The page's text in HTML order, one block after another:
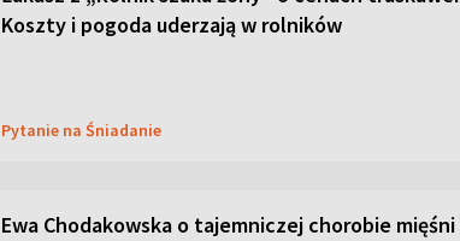
Koszty i pogoda uderzają w rolników
Pytanie na Śniadanie
Ewa Chodakowska o tajemniczej chorobie mięśni